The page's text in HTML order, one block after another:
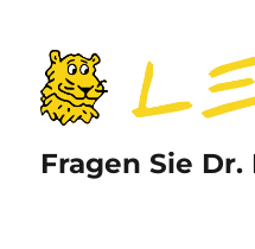
Fragen Sie Dr.